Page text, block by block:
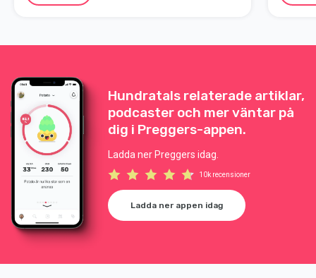
Hundratals relaterade artiklar,
podcaster och mer väntar på
dig i Preggers-appen.
Ladda ner Preggers idag.
10k recensioner
Ladda ner appen idag